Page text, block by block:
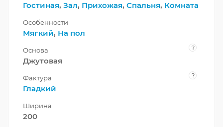
Гостиная, Зал, Прихожая, Спальня, Комната
Особенности
Мягкий, На пол
Основа ?
Джутовая
Фактура ?
Гладкий
Ширина
200